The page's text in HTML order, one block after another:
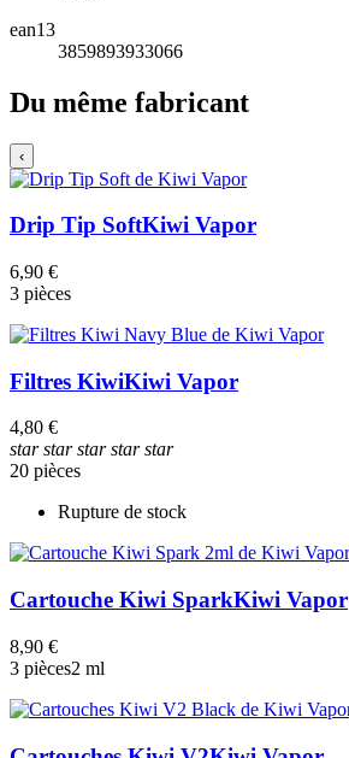
ean13
3859893933066
Du même fabricant
‹
Drip Tip SoftKiwi Vapor
6,90 €
3 pièces
Filtres KiwiKiwi Vapor
4,80 €
starstarstarstarstar
20 pièces
Rupture de stock
Cartouche Kiwi SparkKiwi Vapor
8,90 €
3 pièces2 ml